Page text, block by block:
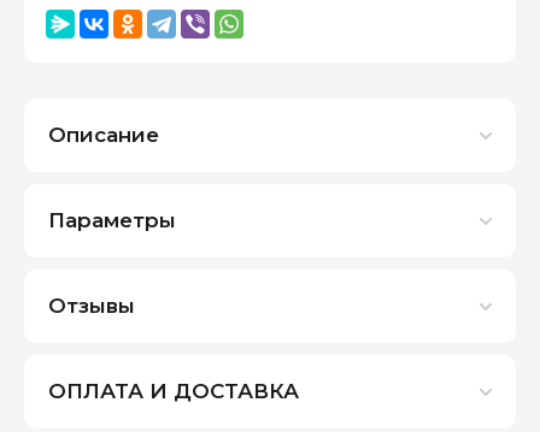
Описание
Параметры
Отзывы
ОПЛАТА И ДОСТАВКА